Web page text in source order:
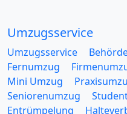
Umzugsservice
Umzugsservice
Fernumzug
Mini Umzug
Seniorenumzug
Entrümpelung